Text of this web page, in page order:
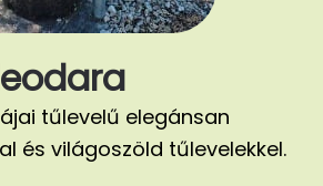
tűlevelű elegánsan
és világoszöld tűlevelekkel.